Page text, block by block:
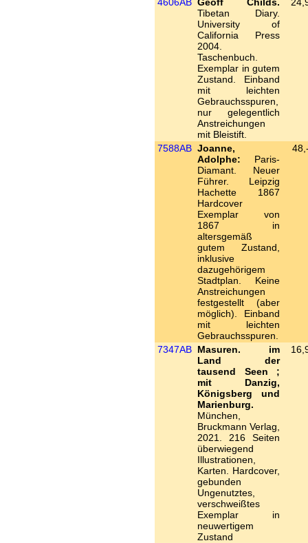
Tibetan Diary.
University of
California Press
2004.
Taschenbuch.
Exemplar in gutem
Zustand. Einband
mit leichten
Gebrauchsspuren,
nur gelegentlich
Anstreichungen
mit Bleistift.
7588AB Joanne,
Adolphe: Paris-
Diamant. Neuer
Führer. Leipzig
Hachette 1867
Hardcover
Exemplar von
1867 in
altersgemäß
gutem Zustand,
inklusive
dazugehörigem
Stadtplan. Keine
Anstreichungen
festgestellt (aber
möglich). Einband
mit leichten
Gebrauchsspuren.
7347AB Masuren. im
Land der
tausend Seen ;
mit Danzig,
Königsberg und
Marienburg.
München,
Bruckmann Verlag,
2021. 216 Seiten
überwiegend
Illustrationen,
Karten. Hardcover,
gebunden
Ungenutztes,
verschweißtes
Exemplar in
neuwertigem
Zustand